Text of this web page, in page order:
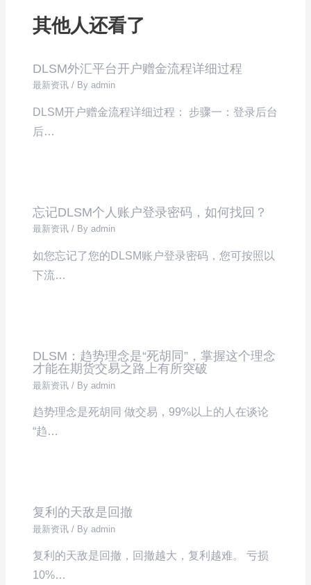
其他人还看了
DLSM外汇平台开户赠金流程详细过程
最新资讯 / Byadmin
DLSM开户赠金流程详细过程： 步骤一：登录后台
后…
忘记DLSM个人账户登录密码，如何找回？
最新资讯 / Byadmin
如您忘记了您的DLSM账户登录密码，您可按照以
下流…
DLSM：趋势理念是“死胡同”，掌握这个理念
才能在期货交易之路上有所突破
最新资讯 / Byadmin
趋势理念是死胡同 做交易，99%以上的人在谈论
“趋…
复利的天敌是回撤
最新资讯 / Byadmin
复利的天敌是回撤，回撤越大，复利越难。 亏损
10%…